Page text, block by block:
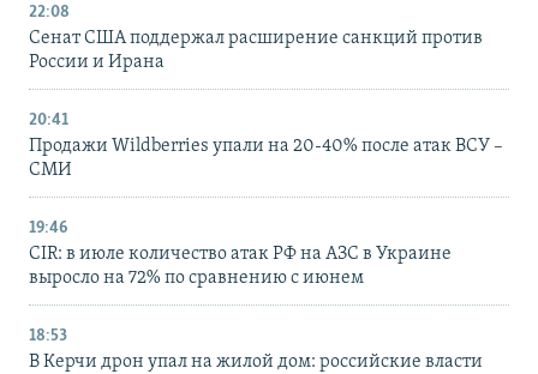
22:08
Сенат США поддержал расширение санкций против
России и Ирана
20:41
Продажи Wildberries упали на 20-40% после атак ВСУ –
СМИ
19:46
CIR: в июле количество атак РФ на АЗС в Украине
выросло на 72% по сравнению с июнем
18:53
В Керчи дрон упал на жилой дом: российские власти